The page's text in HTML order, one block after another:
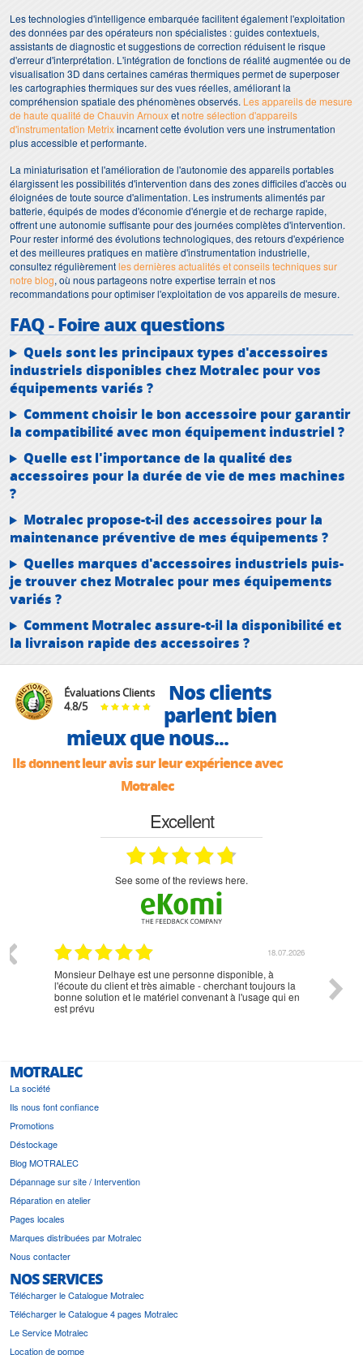
Les technologies d'intelligence embarquée facilitent également l'exploitation
des données par des opérateurs non spécialistes : guides contextuels,
assistants de diagnostic et suggestions de correction réduisent le risque
d'erreur d'interprétation. L'intégration de fonctions de réalité augmentée ou de
visualisation 3D dans certaines caméras thermiques permet de superposer
les cartographies thermiques sur des vues réelles, améliorant la
compréhension spatiale des phénomènes observés. Les appareils de mesure
de haute qualité de Chauvin Arnouxetnotre sélection d'appareils
d'instrumentation Metrixincarnent cette évolution vers une instrumentation
plus accessible et performante.
La miniaturisation et l'amélioration de l'autonomie des appareils portables
élargissent les possibilités d'intervention dans des zones difficiles d'accès ou
éloignées de toute source d'alimentation. Les instruments alimentés par
batterie, équipés de modes d'économie d'énergie et de recharge rapide,
offrent une autonomie suffisante pour des journées complètes d'intervention.
Pour rester informé des évolutions technologiques, des retours d'expérience
et des meilleures pratiques en matière d'instrumentation industrielle,
consultez régulièrementles dernières actualités et conseils techniques sur
notre blog, où nous partageons notre expertise terrain et nos
recommandations pour optimiser l'exploitation de vos appareils de mesure.
FAQ - Foire aux questions
Quels sont les principaux types d'accessoires
industriels disponibles chez Motralec pour vos
équipements variés ?
Comment choisir le bon accessoire pour garantir
la compatibilité avec mon équipement industriel ?
Quelle est l'importance de la qualité des
accessoires pour la durée de vie de mes machines
?
Motralec propose-t-il des accessoires pour la
maintenance préventive de mes équipements ?
Quelles marques d'accessoires industriels puis-
je trouver chez Motralec pour mes équipements
variés ?
Comment Motralec assure-t-il la disponibilité et
la livraison rapide des accessoires ?
Évaluations Clients
4.8/5
Nos clients
parlent bien
mieux que nous...
Ils donnent leur avis sur leur expérience avec
Motralec
Excellent
see some of the reviews here.
18.07.2026
Monsieur Delhaye est une personne disponible, à
l'écoute du client et très aimable - cherchant toujours la
bonne solution et le matériel convenant à l'usage qui en
est prévu
MOTRALEC
La société
Ils nous font confiance
Promotions
Déstockage
Blog MOTRALEC
Dépannage sur site / Intervention
Réparation en atelier
Pages locales
Marques distribuées par Motralec
Nous contacter
NOS SERVICES
Télécharger le Catalogue Motralec
Télécharger le Catalogue 4 pages Motralec
Le Service Motralec
Location de pompe